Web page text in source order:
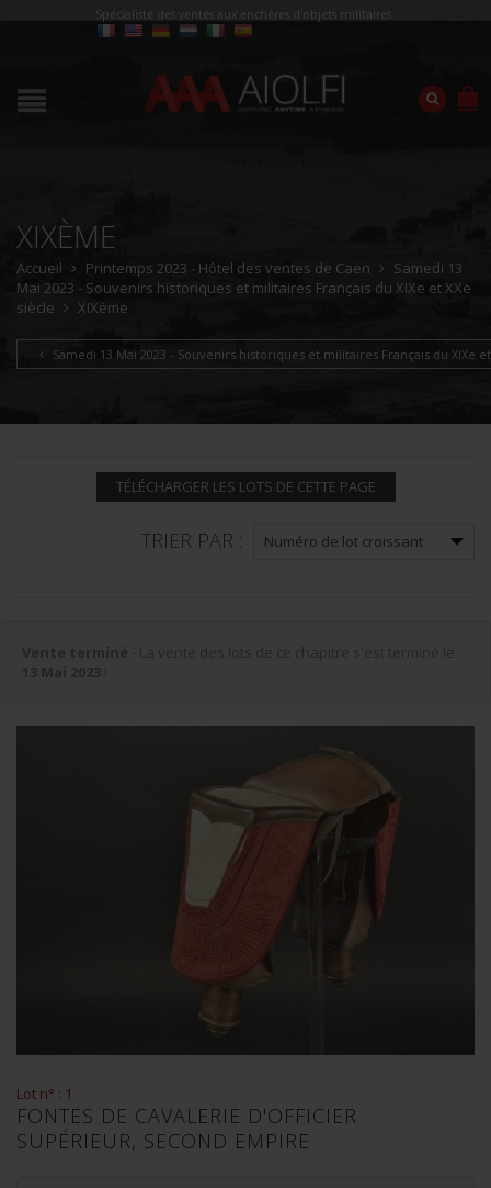
Spécialiste des ventes aux enchères d'objets militaires
XIXÈME
Accueil Printemps 2023 - Hôtel des ventes de Caen
Samedi 13
Mai 2023 - Souvenirs historiques et militaires Français du XIXe et XXe
siècle
XIXème
Samedi 13 Mai 2023 - Souvenirs historiques et militaires Français du XIXe
TÉLÉCHARGER LES LOTS DE CETTE PAGE
TRIER PAR :
Lot n° : 1
FONTES DE CAVALERIE D'OFFICIER
SUPÉRIEUR, SECOND EMPIRE